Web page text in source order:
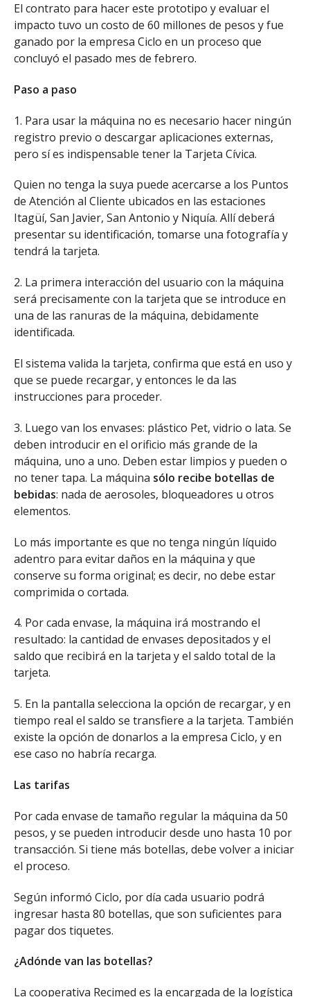
El contrato para hacer este prototipo y evaluar el
impacto tuvo un costo de 60 millones de pesos y fue
ganado por la empresa Ciclo en un proceso que
concluyó el pasado mes de febrero.
Paso a paso
1. Para usar la máquina no es necesario hacer ningún
registro previo o descargar aplicaciones externas,
pero sí es indispensable tener la Tarjeta Cívica.
Quien no tenga la suya puede acercarse a los Puntos
de Atención al Cliente ubicados en las estaciones
Itagüí, San Javier, San Antonio y Niquía. Allí deberá
presentar su identificación, tomarse una fotografía y
tendrá la tarjeta.
2. La primera interacción del usuario con la máquina
será precisamente con la tarjeta que se introduce en
una de las ranuras de la máquina, debidamente
identificada.
El sistema valida la tarjeta, confirma que está en uso y
que se puede recargar, y entonces le da las
instrucciones para proceder.
3. Luego van los envases: plástico Pet, vidrio o lata. Se
deben introducir en el orificio más grande de la
máquina, uno a uno. Deben estar limpios y pueden o
no tener tapa. La máquina sólo recibe botellas de
bebidas: nada de aerosoles, bloqueadores u otros
elementos.
Lo más importante es que no tenga ningún líquido
adentro para evitar daños en la máquina y que
conserve su forma original; es decir, no debe estar
comprimida o cortada.
4. Por cada envase, la máquina irá mostrando el
resultado: la cantidad de envases depositados y el
saldo que recibirá en la tarjeta y el saldo total de la
tarjeta.
5. En la pantalla selecciona la opción de recargar, y en
tiempo real el saldo se transfiere a la tarjeta. También
existe la opción de donarlos a la empresa Ciclo, y en
ese caso no habría recarga.
Las tarifas
Por cada envase de tamaño regular la máquina da 50
pesos, y se pueden introducir desde uno hasta 10 por
transacción. Si tiene más botellas, debe volver a iniciar
el proceso.
Según informó Ciclo, por día cada usuario podrá
ingresar hasta 80 botellas, que son suficientes para
pagar dos tiquetes.
¿Adónde van las botellas?
La cooperativa Recimed es la encargada de la logística